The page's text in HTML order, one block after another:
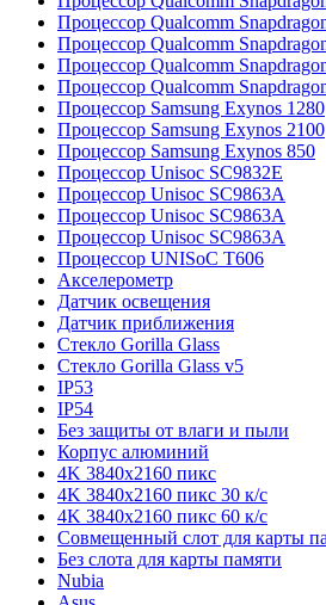
Процессор Qualcomm
Процессор Qualcomm
Процессор Qualcomm
Процессор Qualcomm
Процессор Samsung Exynos 1280
Процессор Samsung Exynos 2100
Процессор Samsung Exynos 850
Процессор Unisoc SC9832E
Процессор Unisoc SC9863A
Процессор Unisoc SC9863A
Процессор Unisoc SC9863A
Процессор UNISoC T606
Акселерометр
Датчик освещения
Датчик приближения
Стекло Gorilla Glass
Стекло Gorilla Glass v5
IP53
IP54
Без защиты от влаги и пыли
Корпус алюминий
4K 3840x2160 пикс
4K 3840x2160 пикс 30 к/с
4K 3840x2160 пикс 60 к/с
Совмещенный слот для карты
Без слота для карты памяти
Nubia